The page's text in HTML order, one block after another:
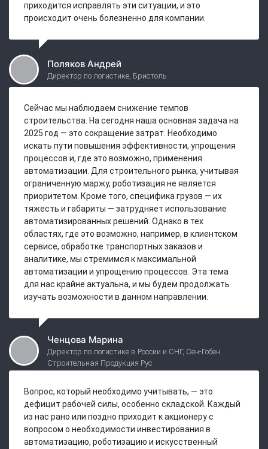
приходится исправлять эти ситуации, и это
происходит очень болезненно для компании.
Поляков Андрей
Директор по логистике, Бристоль
Сейчас мы наблюдаем снижение темпов
строительства. На сегодня наша основная задача на
2025 год — это сокращение затрат. Необходимо
искать пути повышения эффективности, упрощения
процессов и, где это возможно, применения
автоматизации. Для строительного рынка, учитывая
ограниченную маржу, роботизация не является
приоритетом. Кроме того, специфика грузов — их
тяжесть и габариты — затрудняет использование
автоматизированных решений. Однако в тех
областях, где это возможно, например, в клиентском
сервисе, обработке транспортных заказов и
аналитике, мы стремимся к максимальной
автоматизации и упрощению процессов. Эта тема
для нас крайне актуальна, и мы будем продолжать
изучать возможности в данном направлении.
Ченцова Марина
Директор по логистике в России и СНГ, Сен-Гобен
Строительная Продукция Рус
Вопрос, который необходимо учитывать, — это
дефицит рабочей силы, особенно складской. Каждый
из нас рано или поздно приходит к акционеру с
вопросом о необходимости инвестирования в
автоматизацию, роботизацию и искусственный